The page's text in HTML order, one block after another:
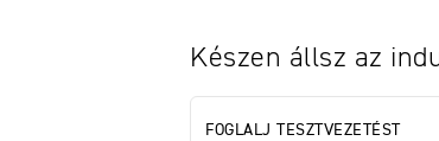
Készen állsz az
FOGLALJ TESZTVEZETÉST